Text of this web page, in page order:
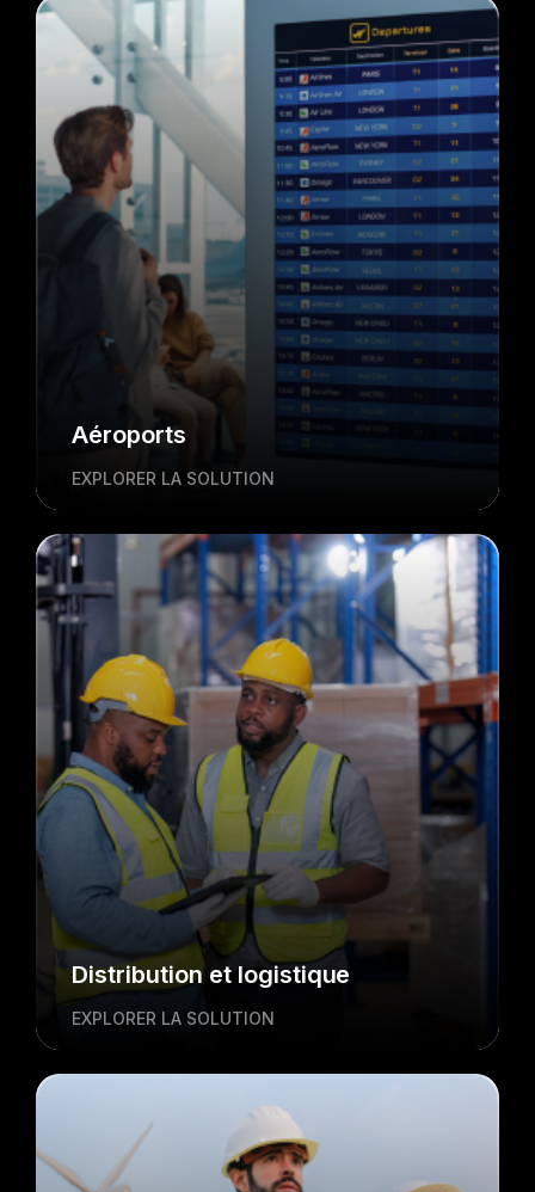
Aéroports
EXPLORER LA SOLUTION
Distribution et logistique
EXPLORER LA SOLUTION